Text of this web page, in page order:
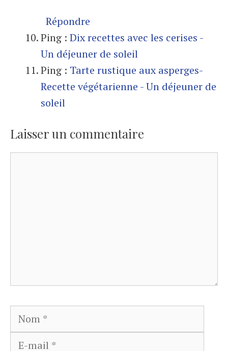
Répondre
Ping : Dix recettes avec les cerises -
Un déjeuner de soleil
Ping : Tarte rustique aux asperges-
Recette végétarienne - Un déjeuner de
soleil
Laisser un commentaire
Nom